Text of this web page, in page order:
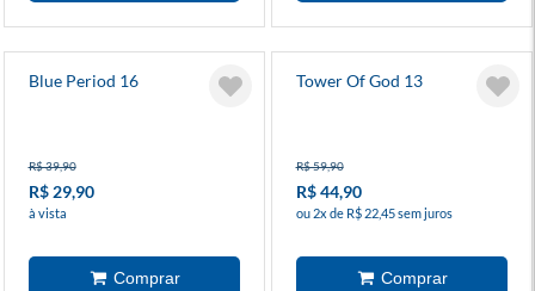
Blue Period 16
R$ 39,90
R$ 29,90
à vista
Tower Of God 13
R$ 59,90
R$ 44,90
ou 2x de R$ 22,45 sem juros